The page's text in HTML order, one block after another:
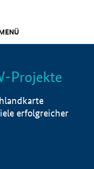
Info
Projekte
erfolgreicher